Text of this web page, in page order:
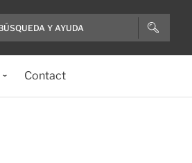
Contact